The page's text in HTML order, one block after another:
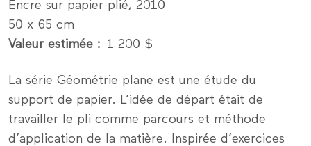
Encre sur papier plié, 2010
50 x 65 cm
Valeur estimée
1 200 $
La série Géométrie plane est une étude du
support de papier. L’idée de départ était de
travailler le pli comme parcours et méthode
d’application de la matière. Inspirée d’exercices